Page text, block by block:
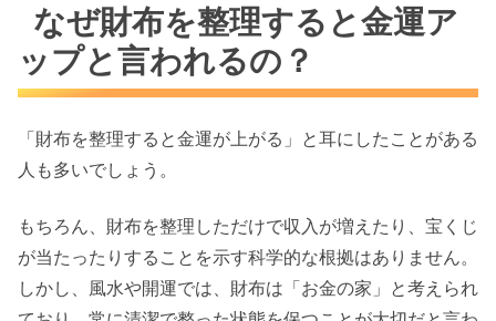
なぜ財布を整理すると金運ア
ップと言われるの？
「財布を整理すると金運が上がる」と耳にしたことがある
人も多いでしょう。
もちろん、財布を整理しただけで収入が増えたり、宝くじ
が当たったりすることを示す科学的な根拠はありません。
しかし、風水や開運では、財布は「お金の家」と考えられ